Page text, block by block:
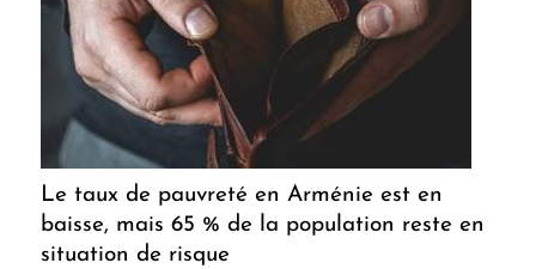
Le taux de pauvreté en Arménie est en
baisse, mais 65 % de la population reste en
situation de risque